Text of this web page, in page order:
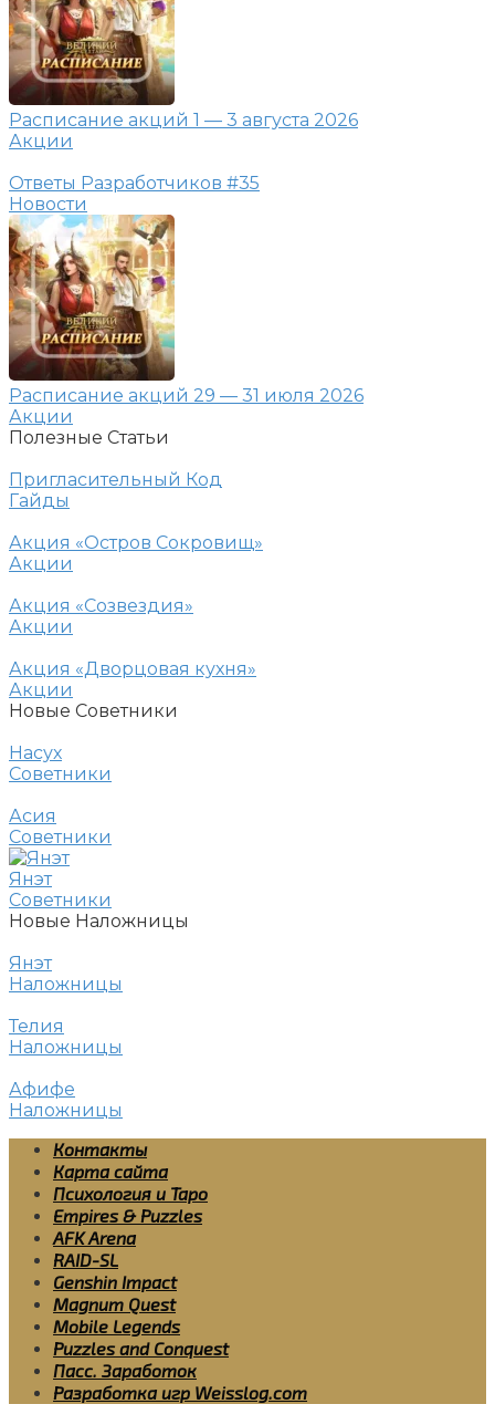
Расписание акций 1 — 3 августа 2026
Акции
Ответы Разработчиков #35
Новости
Расписание акций 29 — 31 июля 2026
Акции
Полезные Статьи
Пригласительный Код
Гайды
Акция «Остров Сокровищ»
Акции
Акция «Созвездия»
Акции
Акция «Дворцовая кухня»
Акции
Новые Советники
Насух
Советники
Асия
Советники
Янэт
Советники
Новые Наложницы
Янэт
Наложницы
Телия
Наложницы
Афифе
Наложницы
Контакты
Карта сайта
Психология и Таро
Empires & Puzzles
AFK Arena
RAID-SL
Genshin Impact
Magnum Quest
Mobile Legends
Puzzles and Conquest
Пасс. Заработок
Разработка игр Weisslog.com